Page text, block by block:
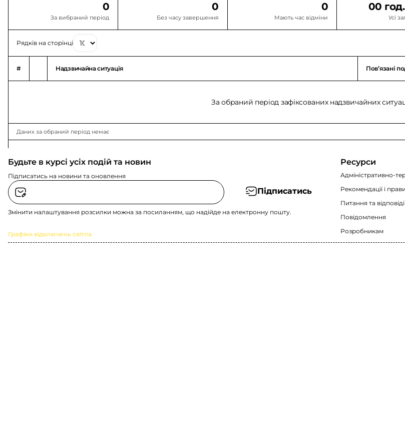
0
За вибраний період
0
Без часу завершення
0
Мають час відміни
00
Усі
Рядків на сторінці
# Надзвичайна ситуація Повʼязані
За обраний період зафіксованих надзвичайних
Даних за обраний період немає
Будьте в курсі усіх подій та новин
Підписатись на новини та оновлення
Підписатись
Змінити налаштування розсилки можна за посиланням, що надійде на електронну пошту.
Графіки відключень світла
Ресурси
Адміністративно-
Рекомендації i
Питання та відповіді
Повідомлення
Розробникам